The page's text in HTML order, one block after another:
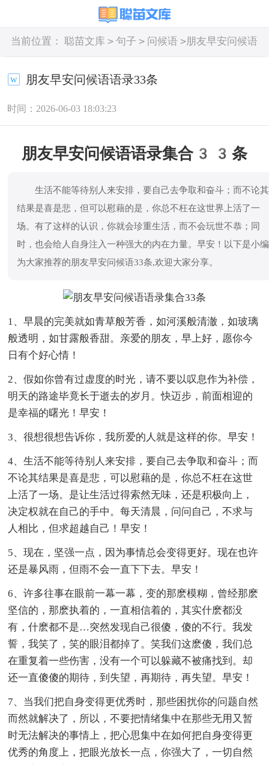
当前位置： 聪苗文库 > 句子 > 问候语 >朋友早安问候语
朋友早安问候语语录33条
时间：2026-06-03 18:03:23
朋友早安问候语语录集合33条
生活不能等待别人来安排，要自己去争取和奋斗；而不论其
结果是喜是悲，但可以慰藉的是，你总不枉在这世界上活了一
场。有了这样的认识，你就会珍重生活，而不会玩世不恭；同
时，也会给人自身注入一种强大的内在力量。早安！以下是小编
为大家推荐的朋友早安问候语33条,欢迎大家分享。
1、早晨的完美就如青草般芳香，如河溪般清澈，如玻璃
般透明，如甘露般香甜。亲爱的朋友，早上好，愿你今
日有个好心情！
2、假如你曾有过虚度的时光，请不要以叹息作为补偿，
明天的路途毕竟长于逝去的岁月。快迈步，前面相迎的
是幸福的曙光！早安！
3、很想很想告诉你，我所爱的人就是这样的你。早安！
4、生活不能等待别人来安排，要自己去争取和奋斗；而
不论其结果是喜是悲，可以慰藉的是，你总不枉在这世
上活了一场。是让生活过得索然无味，还是积极向上，
决定权就在自己的手中。每天清晨，问问自己，不求与
人相比，但求超越自己！早安！
5、现在，坚强一点，因为事情总会变得更好。现在也许
还是暴风雨，但雨不会一直下下去。早安！
6、许多往事在眼前一幕一幕，变的那麽模糊，曾经那麽
坚信的，那麽执着的，一直相信着的，其实什麽都没
有，什麽都不是…突然发现自己很傻，傻的不行。我发
誓，我笑了，笑的眼泪都掉了。笑我们这麽傻，我们总
在重复着一些伤害，没有一个可以躲藏不被痛找到。却
还一直傻傻的期待，到失望，再期待，再失望。早安！
7、当我们把自身变得更优秀时，那些困扰你的问题自然
而然就解决了，所以，不要把情绪集中在那些无用又暂
时无法解决的事情上，把心思集中在如何把自身变得更
优秀的角度上，把眼光放长一点，你强大了，一切自然